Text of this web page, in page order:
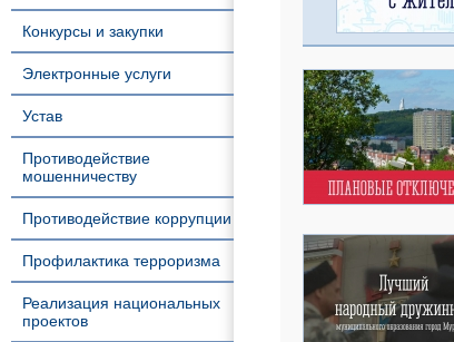
Конкурсы и закупки
Электронные услуги
Устав
Противодействие
мошенничеству
Противодействие коррупции
Профилактика терроризма
Реализация национальных
проектов